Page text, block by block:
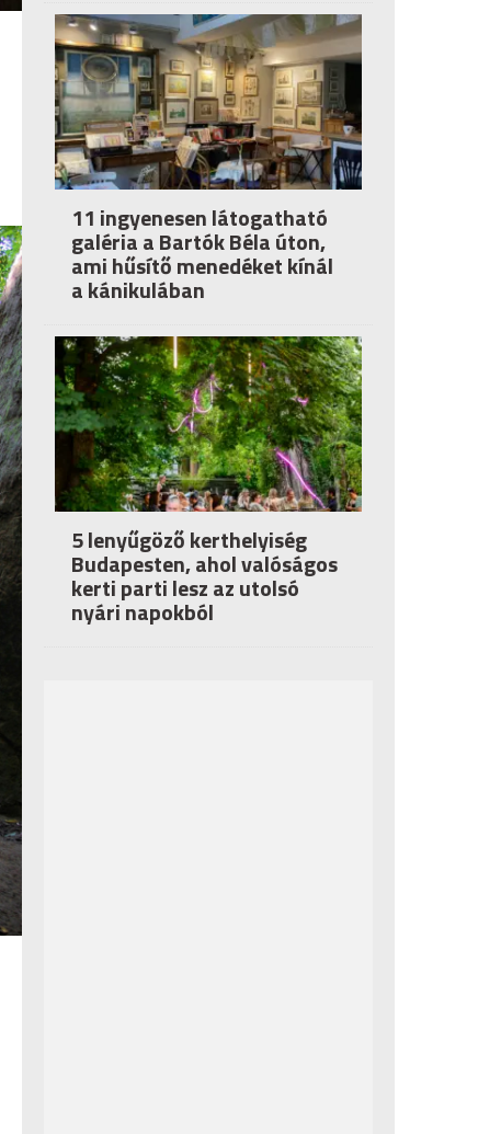
11 ingyenesen látogatható
galéria a Bartók Béla úton,
ami hűsítő menedéket kínál
a kánikulában
5 lenyűgöző kerthelyiség
Budapesten, ahol valóságos
kerti parti lesz az utolsó
nyári napokból